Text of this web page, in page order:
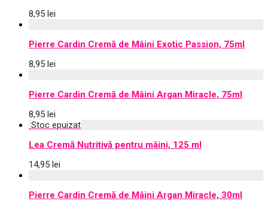
8,95 lei
Pierre Cardin Cremă de Mâini Exotic Passion, 75ml
8,95 lei
Pierre Cardin Cremă de Mâini Argan Miracle, 75ml
8,95 lei
Lea Cremă Nutritivă pentru mâini, 125 ml
14,95 lei
Pierre Cardin Cremă de Mâini Argan Miracle, 30ml